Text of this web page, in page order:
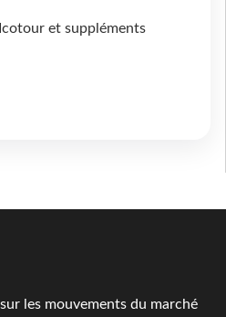
et suppléments
les mouvements du marché